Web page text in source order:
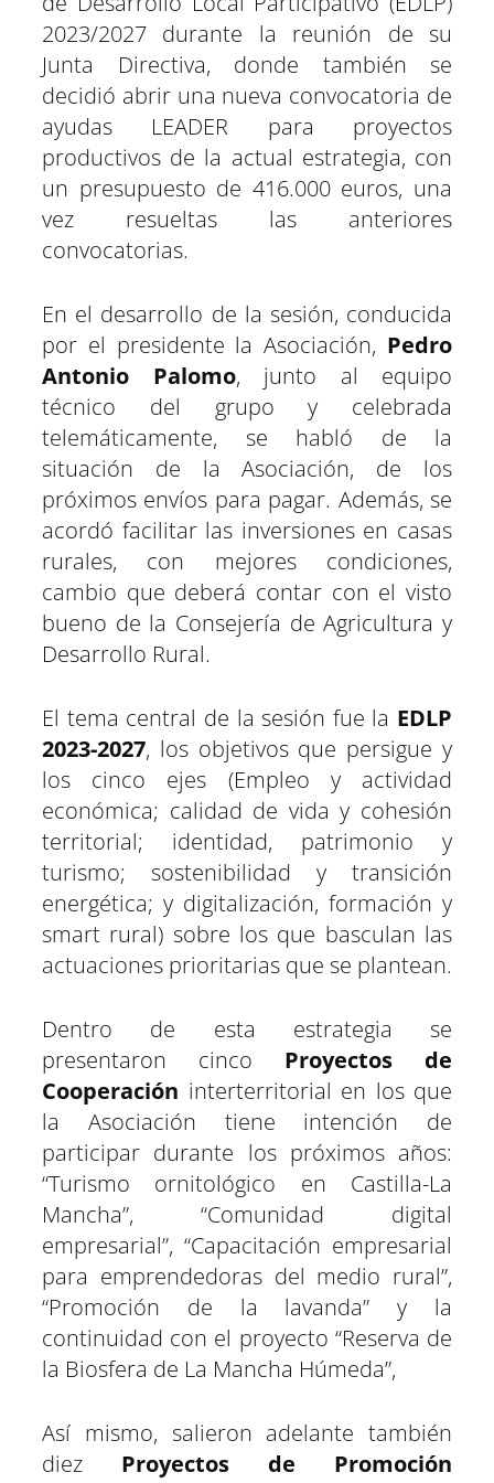
e
n
r
)
n
e e
n
e
n
e
n
2023/2027 durante la reunión de su
Junta Directiva, donde también se
decidió abrir una nueva convocatoria de
ayudas LEADER para proyectos
productivos de la actual estrategia, con
un presupuesto de 416.000 euros, una
vez resueltas las anteriores
convocatorias.
En el desarrollo de la sesión, conducida
por el presidente la Asociación, Pedro
Antonio Palomo, junto al equipo
técnico del grupo y celebrada
telemáticamente, se habló de la
situación de la Asociación, de los
próximos envíos para pagar. Además, se
acordó facilitar las inversiones en casas
rurales, con mejores condiciones,
cambio que deberá contar con el visto
bueno de la Consejería de Agricultura y
Desarrollo Rural.
El tema central de la sesión fue la EDLP
2023-2027, los objetivos que persigue y
los cinco ejes (Empleo y actividad
económica; calidad de vida y cohesión
territorial; identidad, patrimonio y
turismo; sostenibilidad y transición
energética; y digitalización, formación y
smart rural) sobre los que basculan las
actuaciones prioritarias que se plantean.
Dentro de esta estrategia se
presentaron cinco Proyectos de
Cooperación interterritorial en los que
la Asociación tiene intención de
participar durante los próximos años:
“Turismo ornitológico en Castilla-La
Mancha”, “Comunidad digital
empresarial”, “Capacitación empresarial
para emprendedoras del medio rural”,
“Promoción de la lavanda” y la
continuidad con el proyecto “Reserva de
la Biosfera de La Mancha Húmeda”,
Así mismo, salieron adelante también
diez Proyectos de Promoción